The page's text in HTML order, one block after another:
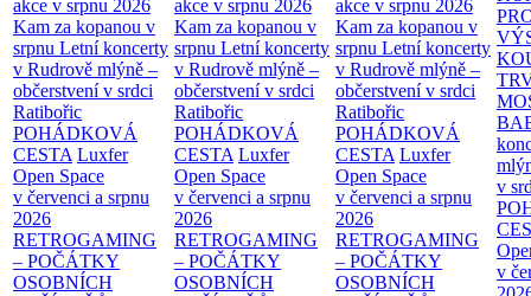
akce v srpnu 2026
Kam za kopanou v
srpnu Letní koncerty
v Rudrově mlýně –
občerstvení v srdci
Ratibořic
POHÁDKOVÁ
CESTA Luxfer
Open Space
v červenci a srpnu
2026
RETROGAMING
– POČÁTKY
OSOBNÍCH
akce v srpnu 2026
Kam za kopanou v
srpnu Letní koncerty
v Rudrově mlýně –
občerstvení v srdci
Ratibořic
POHÁDKOVÁ
CESTA Luxfer
Open Space
v červenci a srpnu
2026
RETROGAMING
– POČÁTKY
OSOBNÍCH
akce v srpnu 2026
Kam za kopanou v
srpnu Letní koncerty
v Rudrově mlýně –
občerstvení v srdci
Ratibořic
POHÁDKOVÁ
CESTA Luxfer
Open Space
v červenci a srpnu
2026
RETROGAMING
– POČÁTKY
OSOBNÍCH
v
v